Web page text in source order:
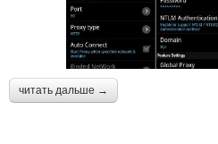
читать дальше →